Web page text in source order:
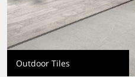
Outdoor Tiles